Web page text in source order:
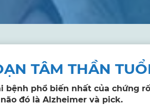
TÂM THẦN
bệnh phổ biến nhất của chứng
đó là Alzheimer và pick.